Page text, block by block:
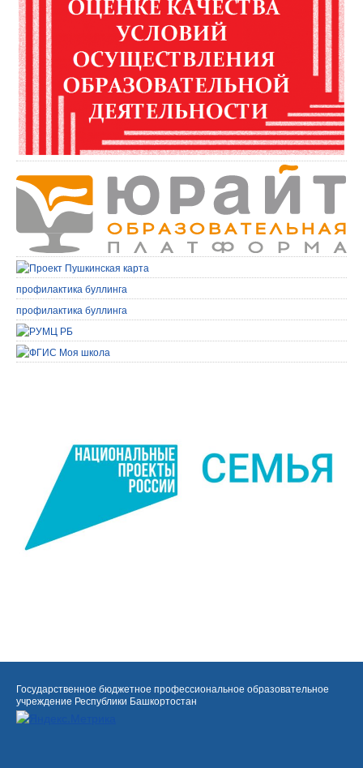
профилактика буллинга
профилактика буллинга
Государственное бюджетное профессиональное образовательное
учреждение Республики Башкортостан